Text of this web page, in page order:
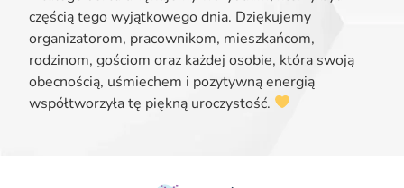
częścią tego wyjątkowego dnia. Dziękujemy
organizatorom, pracownikom, mieszkańcom,
rodzinom, gościom oraz każdej osobie, która swoją
obecnością, uśmiechem i pozytywną energią
współtworzyła tę piękną uroczystość.